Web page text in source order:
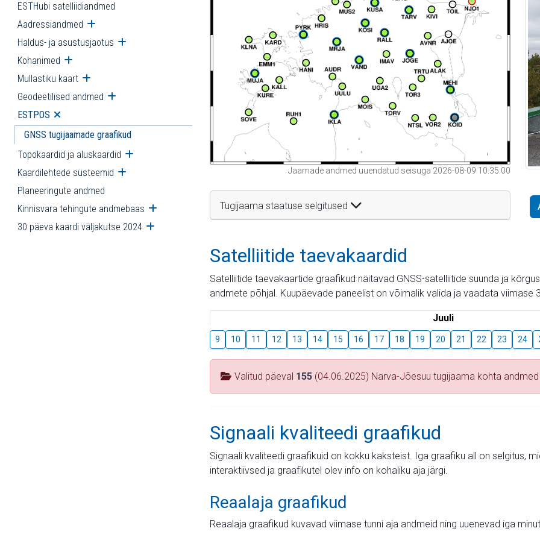
ESTHubi satelliidiandmed
Aadressiandmed Ava alammenüü
Haldus- ja asustusjaotus Ava alammenüü
Kohanimed Ava alammenüü
Mullastiku kaart Ava alammenüü
Geodeetilised andmed Ava alammenüü
ESTPOS Ava alammenüü
GNSS tugijaamade graafikud
Topokaardid ja aluskaardid Ava alammenüü
Kaardilehtede süsteemid Ava alammenüü
Planeeringute andmed
Kinnisvara tehingute andmebaas Ava alammenüü
30 päeva kaardi väljakutse 2024 Ava alammenüü
Jaamade andmed uuendatud seisuga 2026-08-09 10:35:00
Tugijaama staatuse selgitused
Satelliitide taevakaardid
Satelliitide taevakaartide graafikud näitavad GNSS-satelliitide suunda ja
andmete põhjal. Kuupäevade paneelist on võimalik valida ja vaadata viimase
Juuli
9 10 11 12 13 14 15 16 17 18 19 20 21 22 23 24
Valitud päeval 155 (04.06.2025) Narva-Jõesuu tugijaama kohta
Signaali kvaliteedi graafikud
Signaali kvaliteedi graafikuid on kokku kaksteist. Iga graafiku all on selgitus,
interaktiivsed ja graafikutel olev info on kohaliku aja järgi.
Reaalaja graafikud
Reaalaja graafikud kuvavad viimase tunni aja andmeid ning uuenevad iga